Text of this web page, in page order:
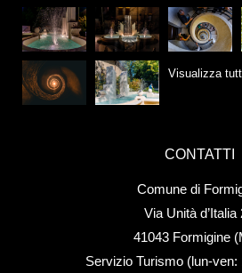
Visualizza
CONTATTI
Comune di
Via Unità d’Italia
41043 Formigine
Servizio Turismo (lun-ven: